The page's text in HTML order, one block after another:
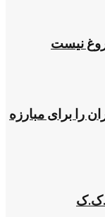
نیست
را برای مبارزه